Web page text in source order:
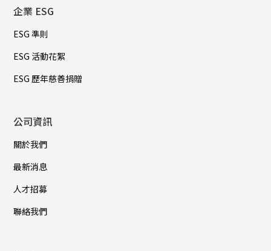
企業 ESG
ESG 準則
ESG 活動花絮
ESG 歷年慈善捐贈
公司資訊
關於我們
最新消息
人才招募
聯絡我們